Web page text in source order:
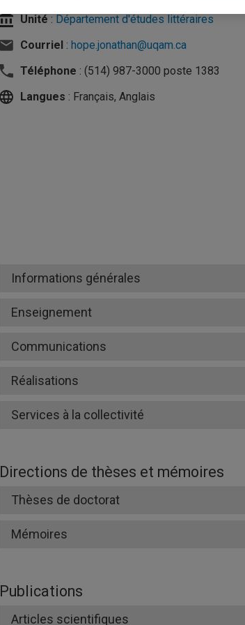
Unité : Département d'études littéraires
Courriel: hope.jonathan@uqam.ca
Téléphone : (514) 987-3000 poste 1383
Langues : Français, Anglais
Informations générales
Enseignement
Communications
Réalisations
Services à la collectivité
Directions de thèses et mémoires
Thèses de doctorat
Mémoires
Publications
Articles scientifiques